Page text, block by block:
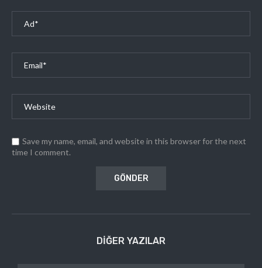
Save my name, email, and website in this browser for the next
time I comment.
DIĞER YAZILAR